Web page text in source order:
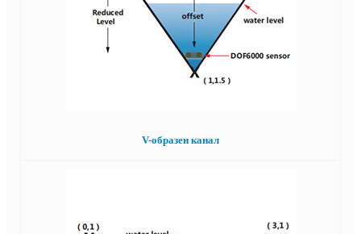
V-образен канал